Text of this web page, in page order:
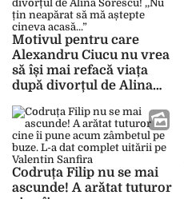
Motivul pentru care
Alexandru Ciucu nu vrea
să își mai refacă viața
după divorțul de Alina
neapărat să mă aștepte
cineva acasă…”
Codruța Filip nu se mai
ascunde! A arătat tuturor